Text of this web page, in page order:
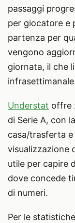
passaggi
per giocatore e
partenza per
vengono
giornata, il che
Understat offre
di Serie A, con
casa/trasferta e
visualizzazione
utile per capire
dove concede
di numeri.
Per le